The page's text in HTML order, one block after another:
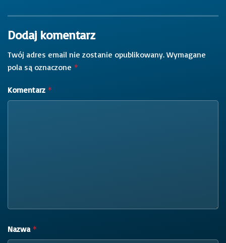
Dodaj komentarz
Twój adres email nie zostanie opublikowany. Wymagane
pola są oznaczone *
Komentarz *
Nazwa *